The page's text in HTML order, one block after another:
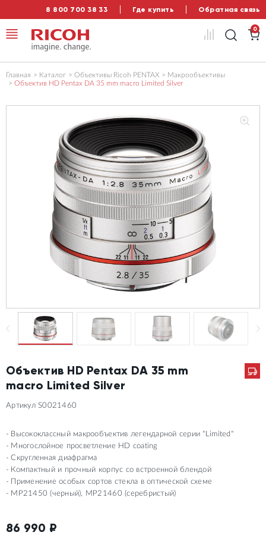
8 800 700 38 33 Где купить Обратная связь
0
Главная Каталог Объективы Ricoh PENTAX
Макрообъективы
Объектив HD Pentax DA 35 mm maсro Limited Silver
Объектив HD Pentax DA 35 mm
maсro Limited Silver
Артикул S0021460
Высококлассный макрообъектив легендарной серии "Limited"
Многослойное просветление HD coating
Скругленная диафрагма
Компактный и прочный корпус со встроенной блендой
Применение особых сортов стекла в оптической схеме
MP21450 (черный), MP21460 (серебристый)
86 990 ₽